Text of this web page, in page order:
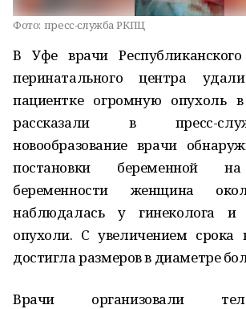
Фото: пресс-служба РКПЦ
В Уфе врачи Республиканского
перинатального центра
пациентке огромную опухоль
рассказали в пресс-
новообразование врачи
постановки беременной
беременности женщина
наблюдалась у гинеколога
опухоли. С увеличением срока
достигла размеров в диаметре
Врачи организовали